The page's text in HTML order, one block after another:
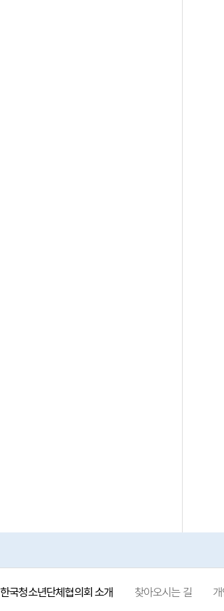
한국청소년단체협의회 소개 찾아오시는 길